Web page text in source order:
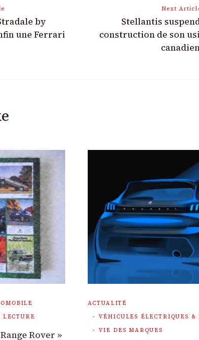
by
une Ferrari
Next
Stellantis
construction de son
Rover »
ACTUALITÉ
VÉHICULES ÉLECTRIQUES &
VIE DES MARQUES